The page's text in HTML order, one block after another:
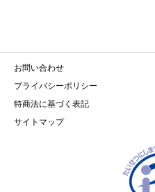
お問い合わせ
プライバシーポリシー
特商法に基づく表記
サイトマップ